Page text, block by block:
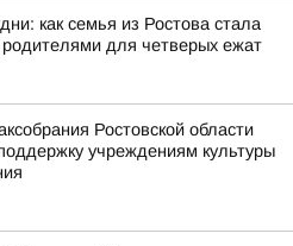
как семья из Ростова стала
для четверых ежат
Ростовской области
учреждениям культуры